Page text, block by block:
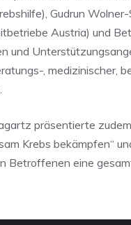
Gudrun
Austria) und
und
, medizinischer,
präsentierte
Krebs bekämpfen“
Betroffenen eine